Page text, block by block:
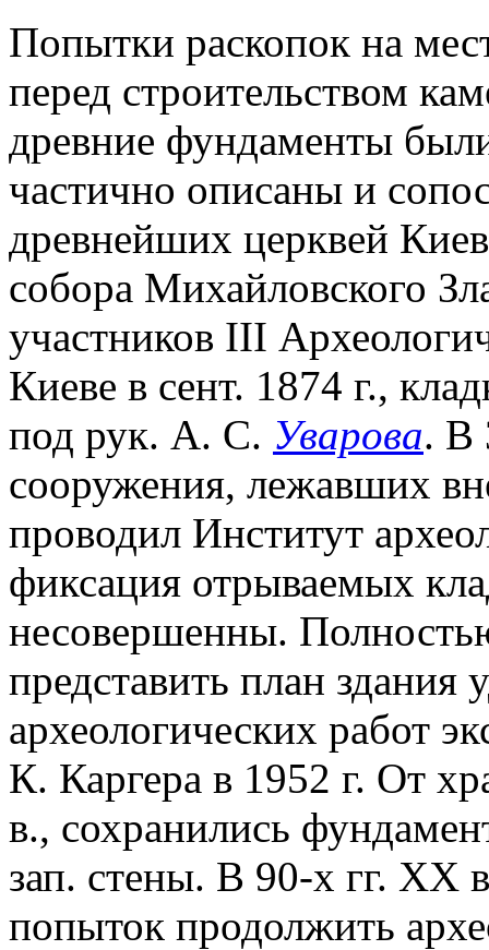
Попытки раскопок на
перед строительством
древние фундаменты
частично описаны и
древнейших церквей
собора Михайловского
участников III
Киеве в сент. 1874 г.,
под рук. А. С. Уварова. В
сооружения, лежавших
проводил Институт
фиксация отрываемых
несовершенны.
представить план здания
археологических работ
К. Каргера в 1952 г. От
в., сохранились
зап. стены. В 90-х гг. XX
попыток продолжить